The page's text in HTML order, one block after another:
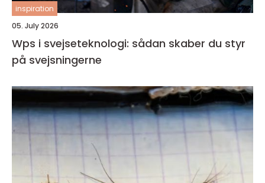
inspiration
05. July 2026
Wps i svejseteknologi: sådan skaber du styr
på svejsningerne